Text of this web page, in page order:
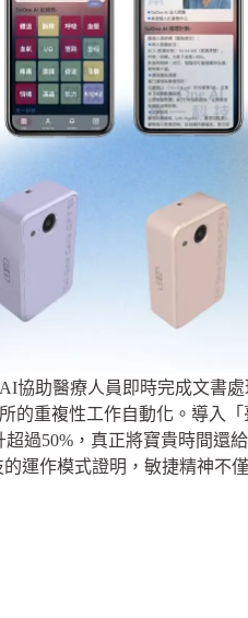
協助醫療人員即時完成文書
重複性工作自動化。導入
過50%，真正將寶貴時間還
運作模式證明，敏捷精神不